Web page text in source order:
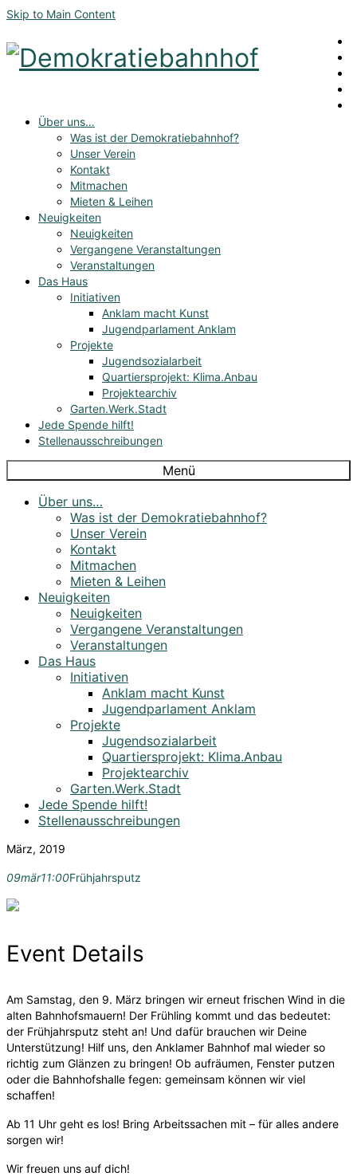
Skip to Main Content
Über uns…
Was ist der Demokratiebahnhof?
Unser Verein
Kontakt
Mitmachen
Mieten & Leihen
Neuigkeiten
Neuigkeiten
Vergangene Veranstaltungen
Veranstaltungen
Das Haus
Initiativen
Anklam macht Kunst
Jugendparlament Anklam
Projekte
Jugendsozialarbeit
Quartiersprojekt: Klima.Anbau
Projektearchiv
Garten.Werk.Stadt
Jede Spende hilft!
Stellenausschreibungen
Menü
Über uns…
Was ist der Demokratiebahnhof?
Unser Verein
Kontakt
Mitmachen
Mieten & Leihen
Neuigkeiten
Neuigkeiten
Vergangene Veranstaltungen
Veranstaltungen
Das Haus
Initiativen
Anklam macht Kunst
Jugendparlament Anklam
Projekte
Jugendsozialarbeit
Quartiersprojekt: Klima.Anbau
Projektearchiv
Garten.Werk.Stadt
Jede Spende hilft!
Stellenausschreibungen
März, 2019
09mär11:00Frühjahrsputz
Event Details
Am Samstag, den 9. März bringen wir erneut frischen Wind in die
alten Bahnhofsmauern! Der Frühling kommt und das bedeutet:
der Frühjahrsputz steht an! Und dafür brauchen wir Deine
Unterstützung! Hilf uns, den Anklamer Bahnhof mal wieder so
richtig zum Glänzen zu bringen! Ob aufräumen, Fenster putzen
oder die Bahnhofshalle fegen: gemeinsam können wir viel
schaffen!
Ab 11 Uhr geht es los! Bring Arbeitssachen mit – für alles andere
sorgen wir!
Wir freuen uns auf dich!